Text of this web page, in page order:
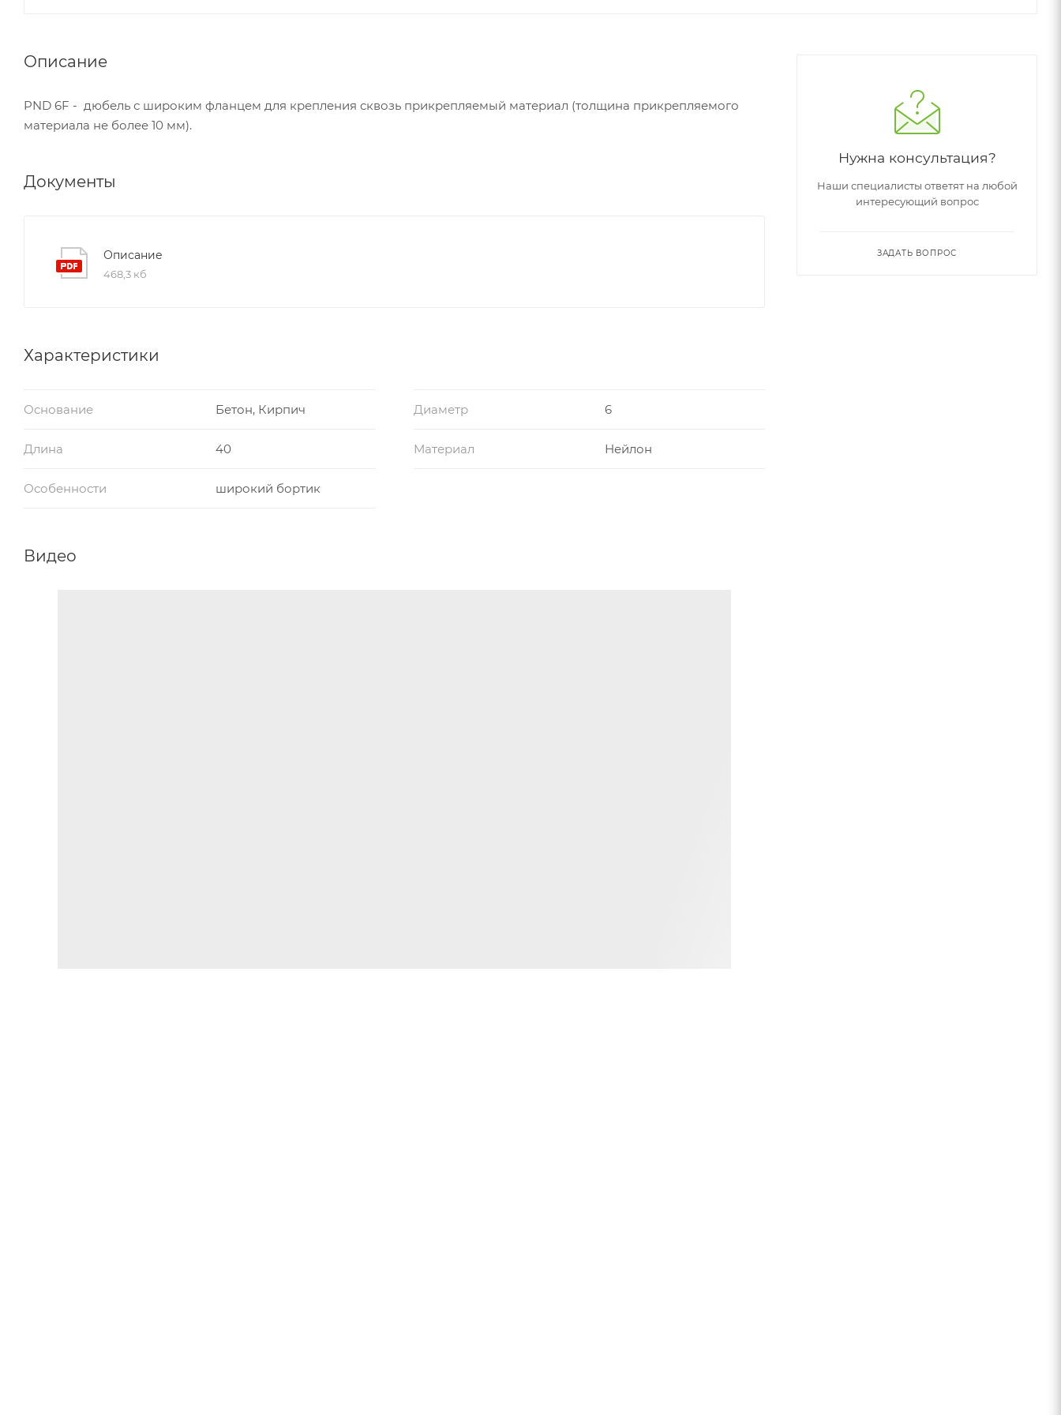
Описание
PND 6F - дюбель с широким фланцем для крепления сквозь прикрепляемый материал (толщина прикрепляемого
материала не более 10 мм).
Документы
Описание
468,3 кб
Характеристики
Основание Бетон, Кирпич Диаметр 6
Длина 40 Материал Нейлон
Особенности широкий бортик
Видео
Нужна консультация?
Наши специалисты ответят на любой
интересующий вопрос
ЗАДАТЬ ВОПРОС